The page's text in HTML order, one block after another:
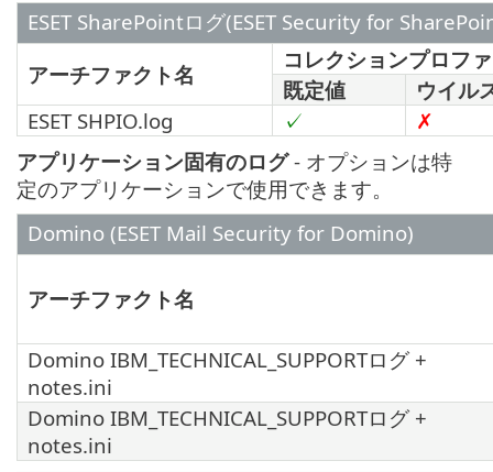
ESET SharePointログ(ESET Security for
アーチファクト名
コレクションプロフ
既定値
ウイル
ESET SHPIO.log
✓
✗
アプリケーション固有のログ- オプションは特
定のアプリケーションで使用できます。
Domino (ESET Mail Security for Domino)
アーチファクト名
Domino IBM_TECHNICAL_SUPPORTログ +
notes.ini
Domino IBM_TECHNICAL_SUPPORTログ +
notes.ini